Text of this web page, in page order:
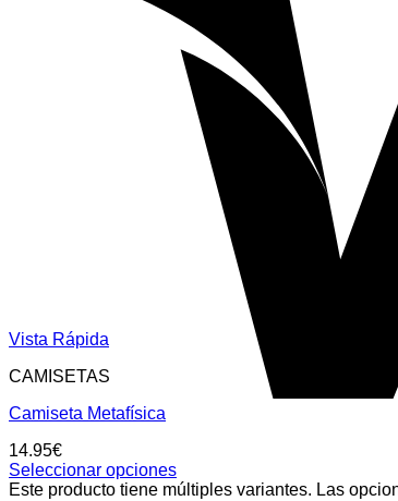
Vista Rápida
CAMISETAS
Camiseta Metafísica
14.95€
Seleccionar opciones
Este producto tiene múltiples variantes. Las